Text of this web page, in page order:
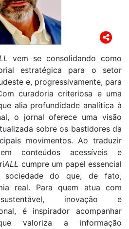
vem se consolidando como
estratégica para o setor
e, progressivamente, para
curadoria criteriosa e uma
alia profundidade analítica à
o jornal oferece uma visão
sobre os bastidores da
movimentos. Ao traduzir
conteúdos acessíveis e
ALL cumpre um papel essencial
do que, de fato,
real. Para quem atua com
sustentável, inovação e
é inspirador acompanhar
valoriza a informação